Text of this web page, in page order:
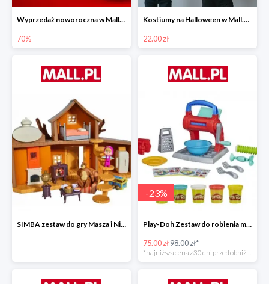
Wyprzedaż noworoczna w Mall.pl do -70%
70%
Kostiumy na Halloween w Mall.pl od 22 zł
22.00 zł
SIMBA zestaw do gry Masza i Niedźwiedź - Duży dom Maszy -15%
-23%
Play-Doh Zestaw do robienia makaronów -23%
75.00 zł98.00 zł*